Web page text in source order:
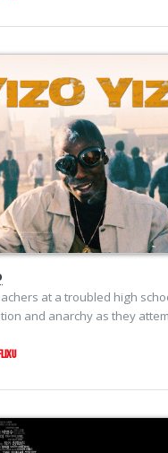
at a troubled high
and anarchy as they